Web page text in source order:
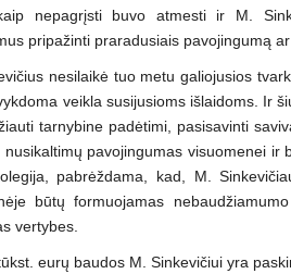
nepagrįsti buvo atmesti ir M.
pripažinti praradusiais pavojingumą
nesilaikė tuo metu galiojusios
veikla susijusioms išlaidoms. Ir
tarnybine padėtimi, pasisavinti
nusikaltimų pavojingumas visuomenei ir
pabrėždama, kad, M.
būtų formuojamas
vertybes.
eurų baudos M. Sinkevičiui yra